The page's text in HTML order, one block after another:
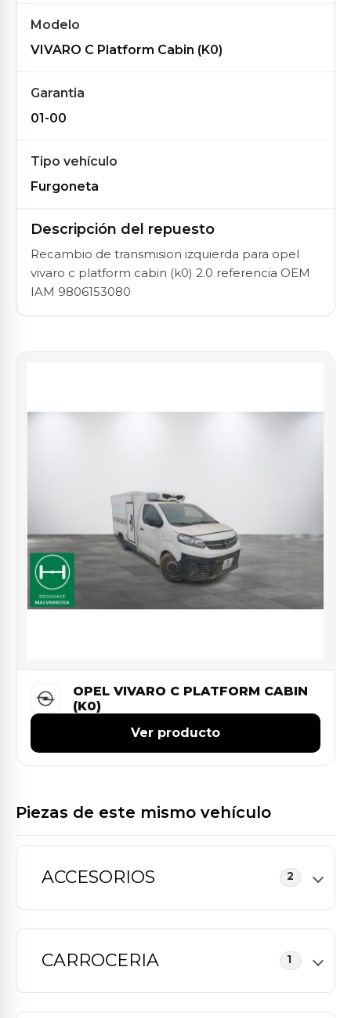
Modelo
VIVARO C Platform Cabin (K0)
Garantia
01-00
Tipo vehículo
Furgoneta
Descripción del repuesto
Recambio de transmision izquierda para opel
vivaro c platform cabin (k0) 2.0 referencia OEM
IAM 9806153080
OPEL VIVARO C PLATFORM CABIN
(K0)
Ver producto
Piezas de este mismo vehículo
ACCESORIOS 2
CARROCERIA 1